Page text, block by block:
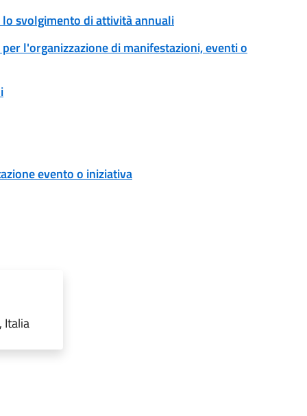
svolgimento di attività annuali
l'organizzazione di manifestazioni, eventi o
evento o iniziativa
Italia